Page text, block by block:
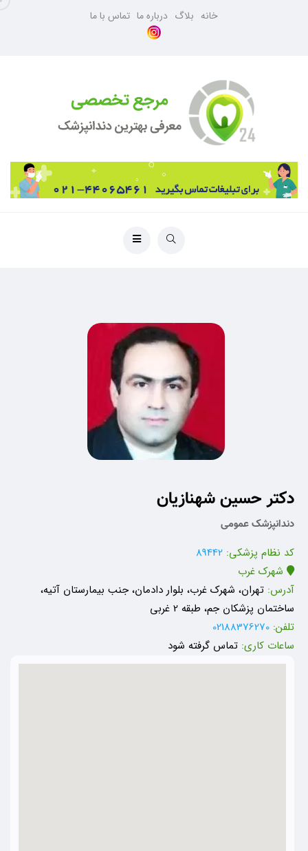
خانه بلاگ درباره ما تماس با ما
دکتر حسین شهنازیان
دندانپزشک عمومی
کد نظام پزشکی: 89442
شهرک غرب
آدرس: تهران، شهرک غرب، بلوار دادمان، جنب بیمارستان آتیه،
ساختمان پزشکان جم، طبقه 2 غربی
تلفن: 02188376270
ساعات کاری: تماس گرفته شود